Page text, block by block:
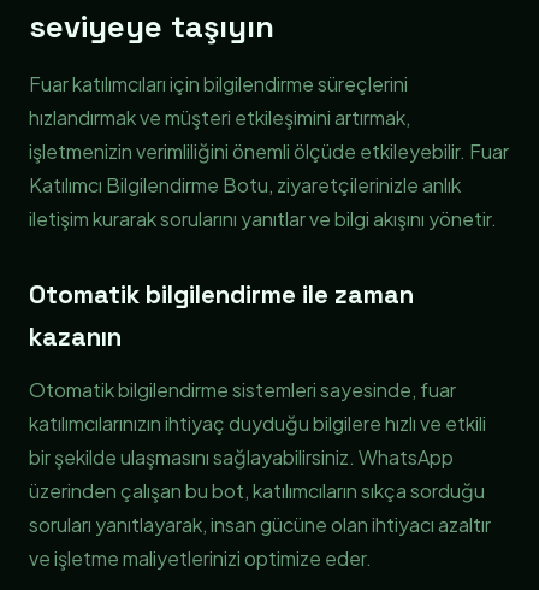
seviyeye taşıyın
Fuar katılımcıları için bilgilendirme süreçlerini
hızlandırmak ve müşteri etkileşimini artırmak,
işletmenizin verimliliğini önemli ölçüde etkileyebilir. Fuar
Katılımcı Bilgilendirme Botu, ziyaretçilerinizle anlık
iletişim kurarak sorularını yanıtlar ve bilgi akışını yönetir.
Otomatik bilgilendirme ile zaman
kazanın
Otomatik bilgilendirme sistemleri sayesinde, fuar
katılımcılarınızın ihtiyaç duyduğu bilgilere hızlı ve etkili
bir şekilde ulaşmasını sağlayabilirsiniz. WhatsApp
üzerinden çalışan bu bot, katılımcıların sıkça sorduğu
soruları yanıtlayarak, insan gücüne olan ihtiyacı azaltır
ve işletme maliyetlerinizi optimize eder.